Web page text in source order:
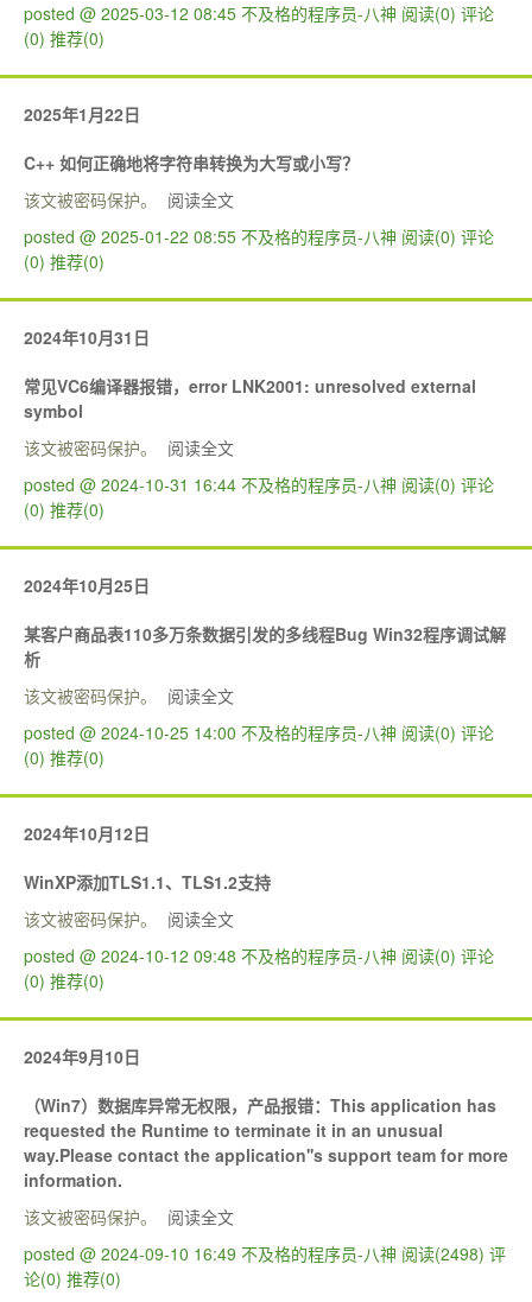
posted @ 2025-03-12 08:45 不及格的程序员-八神 阅读(0) 评论
(0) 推荐(0)
2025年1月22日
C++ 如何正确地将字符串转换为大写或小写？
该文被密码保护。
阅读全文
posted @ 2025-01-22 08:55 不及格的程序员-八神 阅读(0) 评论
(0) 推荐(0)
2024年10月31日
常见VC6编译器报错，error LNK2001: unresolved external
symbol
该文被密码保护。
阅读全文
posted @ 2024-10-31 16:44 不及格的程序员-八神 阅读(0) 评论
(0) 推荐(0)
2024年10月25日
某客户商品表110多万条数据引发的多线程Bug Win32程序调试解
析
该文被密码保护。
阅读全文
posted @ 2024-10-25 14:00 不及格的程序员-八神 阅读(0) 评论
(0) 推荐(0)
2024年10月12日
WinXP添加TLS1.1、TLS1.2支持
该文被密码保护。
阅读全文
posted @ 2024-10-12 09:48 不及格的程序员-八神 阅读(0) 评论
(0) 推荐(0)
2024年9月10日
（Win7）数据库异常无权限，产品报错：This application has
requested the Runtime to terminate it in an unusual
way.Please contact the application''s support team for more
information.
该文被密码保护。
阅读全文
posted @ 2024-09-10 16:49 不及格的程序员-八神 阅读(2498) 评
论(0) 推荐(0)